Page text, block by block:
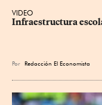
VIDEO
Infraestructura
Por Redacción El Economista